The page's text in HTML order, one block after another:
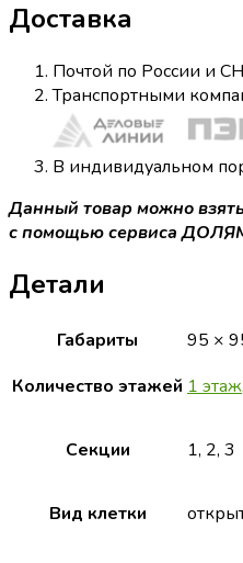
Доставка
Почтой по России и
Транспортными
В индивидуальном
Данный товар можно
с помощью сервиса
Детали
Габариты
95 ×
Количество этажей 1 этаж,
Секции 1, 2, 3
Вид клетки